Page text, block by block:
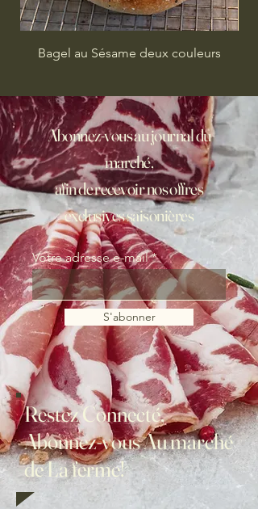
Bagel au Sésame deux couleurs
Abonnez-vous au journal du
marché,
afin de recevoir nos offres
exclusives saisonières
Votre adresse e-mail
S'abonner
Restez Connecté,
Abonnez-vous Au marché
de La ferme!